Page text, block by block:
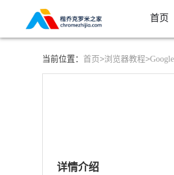
首页
当前位置： 首页>浏览器教程>
详情介绍